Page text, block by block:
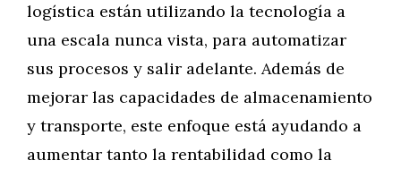
logística están utilizando la tecnología a
una escala nunca vista, para automatizar
sus procesos y salir adelante. Además de
mejorar las capacidades de almacenamiento
y transporte, este enfoque está ayudando a
aumentar tanto la rentabilidad como la